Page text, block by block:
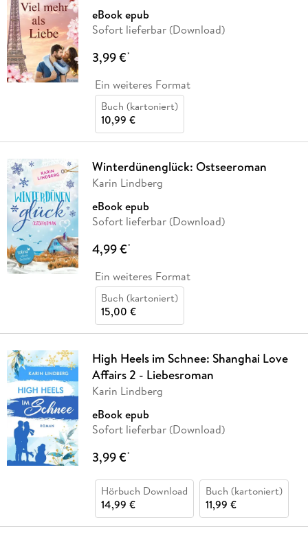
eBook epub
Sofort lieferbar (Download)
3,99 €*
Ein weiteres Format
Buch (kartoniert)
10,99 €
Winterdünenglück: Ostseeroman
Karin Lindberg
eBook epub
Sofort lieferbar (Download)
4,99 €*
Ein weiteres Format
Buch (kartoniert)
15,00 €
High Heels im Schnee: Shanghai Love
Affairs 2 - Liebesroman
Karin Lindberg
eBook epub
Sofort lieferbar (Download)
3,99 €*
Hörbuch Download
14,99 €
Buch (kartoniert)
11,99 €